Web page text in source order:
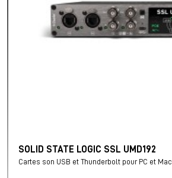
SOLID STATE LOGIC SSL UMD192
Cartes son USB et Thunderbolt pour PC et Mac